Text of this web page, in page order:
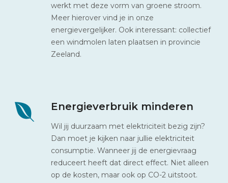
werkt met deze vorm van groene stroom.
Meer hierover vind je in onze
energievergelijker. Ook interessant: collectief
een windmolen laten plaatsen in provincie
Zeeland.
Energieverbruik minderen
Wil jij duurzaam met elektriciteit bezig zijn?
Dan moet je kijken naar jullie elektriciteit
consumptie. Wanneer jij de energievraag
reduceert heeft dat direct effect. Niet alleen
op de kosten, maar ook op CO-2 uitstoot.